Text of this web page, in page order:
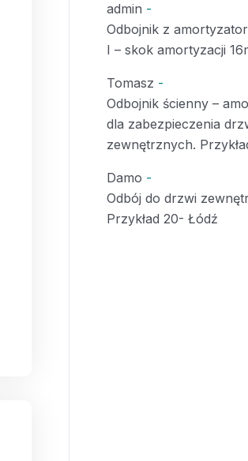
admin -
Odbojnik z
I – skok amortyzacji
Tomasz -
Odbojnik ścienny –
dla zabezpieczenia
zewnętrznych.
Damo -
Odbój do drzwi
Przykład 20- Łódź